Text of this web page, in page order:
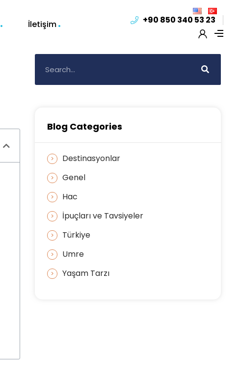
İletişim +90 850 340 53 23
Blog Categories
Destinasyonlar
Genel
Hac
İpuçları ve Tavsiyeler
Türkiye
Umre
Yaşam Tarzı